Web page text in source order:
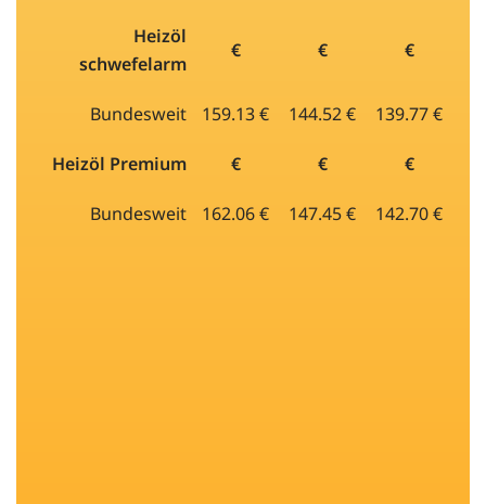
Heizöl
schwefelarm
€ € €
Bundesweit 159.13 € 144.52 € 139.77 €
Heizöl Premium € € €
Bundesweit 162.06 € 147.45 € 142.70 €